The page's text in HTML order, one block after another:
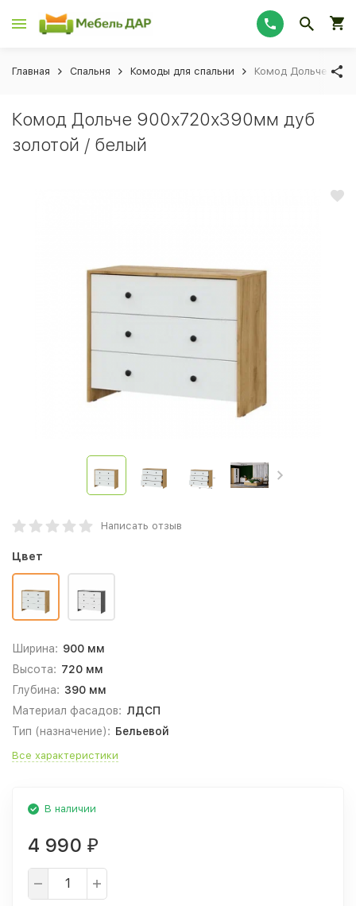
Главная Спальня Комоды для спальни Комод Дольче
Комод Дольче 900х720х390мм дуб
золотой / белый
Написать отзыв
Цвет
Ширина: 900 мм
Высота: 720 мм
Глубина: 390 мм
Материал фасадов: ЛДСП
Тип (назначение): Бельевой
Все характеристики
В наличии
4 990 ₽